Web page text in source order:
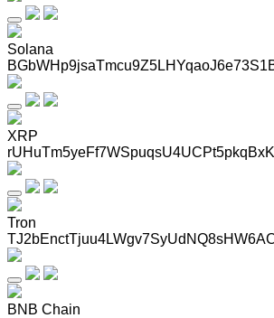
Solana
XRP
Tron
BNB Chain